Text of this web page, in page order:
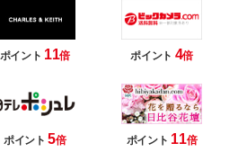
ポイント 11倍 ポイント 4倍
ポイント5倍 ポイント 11倍